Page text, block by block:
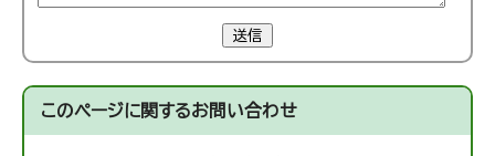
送信
このページに関するお問い合わせ